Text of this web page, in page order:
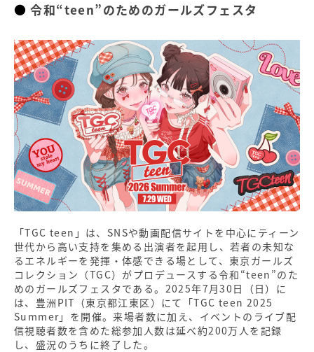
令和“teen”のためのガールズフェスタ
「TGC teen」は、SNSや動画配信サイトを中心にティーン
世代から高い支持を集める出演者を起用し、若者の未知な
るエネルギーを発揮・体感できる場として、東京ガールズ
コレクション（TGC）がプロデュースする令和“teen”のた
めのガールズフェスタである。2025年7月30日（日）に
は、豊洲PIT（東京都江東区）にて「TGC teen 2025
Summer」を開催。来場者数に加え、イベントのライブ配
信視聴者数を含めた総参加人数は延べ約200万人を記録
し、盛況のうちに終了した。